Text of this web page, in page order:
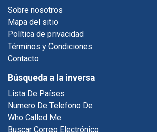
Sobre nosotros
Mapa del sitio
Política de privacidad
Términos y Condiciones
Contacto
Búsqueda a la inversa
Lista De Países
Numero De Telefono De
Who Called Me
Buscar Correo Electrónico